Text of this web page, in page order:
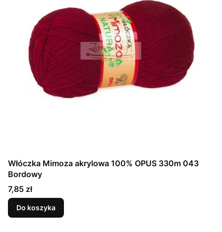
Włóczka Mimoza akrylowa 100% OPUS 330m 043
Bordowy
Cena
7,85 zł
Do koszyka